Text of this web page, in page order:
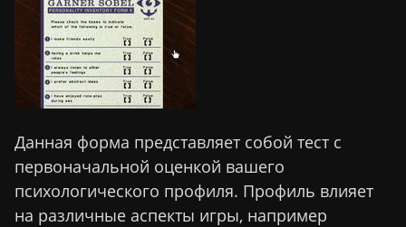
Данная форма представляет собой тест с
первоначальной оценкой вашего
психологического профиля. Профиль влияет
на различные аспекты игры, например